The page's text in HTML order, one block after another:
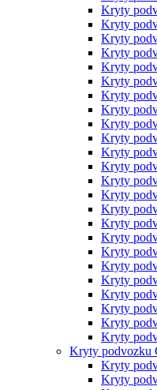
Kryty
Kryty
Kryty
Kryty
Kryty
Kryty
Kryty
Kryty
Kryty
Kryty
Kryty
Kryty
Kryty
Kryty
Kryty
Kryty
Kryty
Kryty
Kryty
Kryty
Kryty
Kryty
Kryty
Kryty
Kryty podvozku
Kryty
Kryty